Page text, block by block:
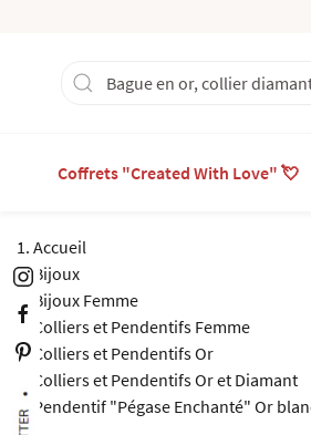
Coffrets "Created With Love" 💘
Accueil
Bijoux
Bijoux Femme
Colliers et Pendentifs Femme
Colliers et Pendentifs Or
Colliers et Pendentifs Or et Diamant
Pendentif "Pégase Enchanté" Or